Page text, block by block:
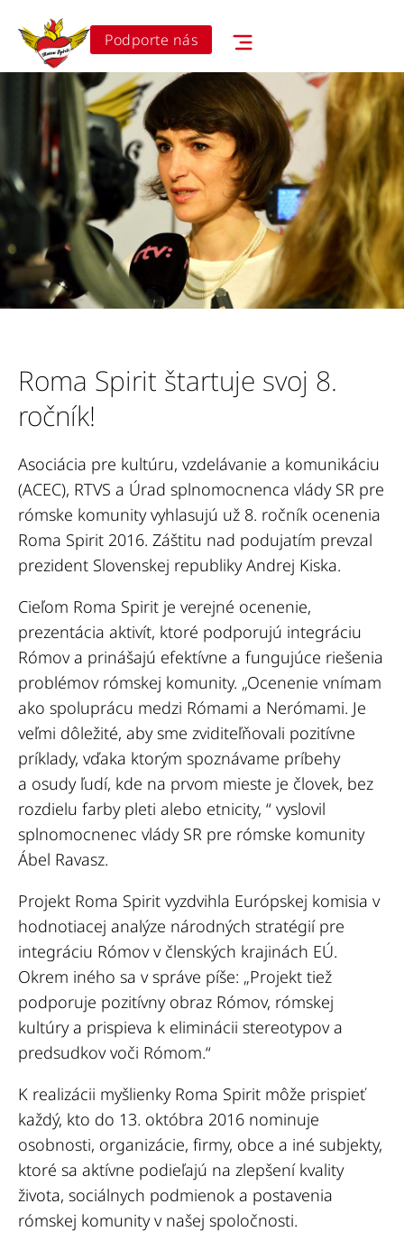
Podporte nás
Roma Spirit štartuje svoj 8.
ročník!
Asociácia pre kultúru, vzdelávanie a komunikáciu
(ACEC), RTVS a Úrad splnomocnenca vlády SR pre
rómske komunityvyhlasujú už 8. ročník ocenenia
Roma Spirit 2016. Záštitu nad podujatím prevzal
prezident Slovenskej republiky Andrej Kiska.
Cieľom Roma Spirit je verejné ocenenie,
prezentácia aktivít, ktoré podporujú integráciu
Rómov a prinášajú efektívne a fungujúce riešenia
problémov rómskej komunity. „Ocenenie vnímam
ako spoluprácu medzi Rómami a Nerómami. Je
veľmi dôležité, aby sme zviditeľňovali pozitívne
príklady, vďaka ktorým spoznávame príbehy
a osudy ľudí, kde na prvom mieste je človek, bez
rozdielu farby pleti alebo etnicity, “ vyslovil
splnomocnenec vlády SR pre rómske komunity
Ábel Ravasz.
Projekt Roma Spirit vyzdvihla Európskej komisia v
hodnotiacej analýze národných stratégií pre
integráciu Rómov v členských krajinách EÚ.
Okrem iného sa v správe píše: „Projekt tiež
podporuje pozitívny obraz Rómov, rómskej
kultúry a prispieva k eliminácii stereotypov a
predsudkov voči Rómom.“
K realizácii myšlienky Roma Spirit môže prispieť
každý, kto do 13. októbra 2016 nominuje
osobnosti, organizácie, firmy, obce a iné subjekty,
ktoré sa aktívne podieľajú na zlepšení kvality
života, sociálnych podmienok a postavenia
rómskej komunity v našej spoločnosti.